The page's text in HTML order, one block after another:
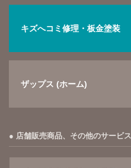
キズへコミ修理・板金塗装
ザップス (ホーム)
店舗販売商品、その他のサービス